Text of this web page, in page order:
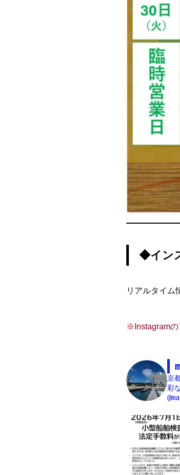
◆イン
リアルタイム
※Instagramの
京
彩